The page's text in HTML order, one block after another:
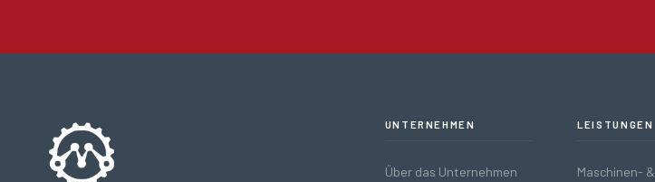
UNTERNEHMEN
Über das Unternehmen
LEISTUNGEN
Maschinen- &